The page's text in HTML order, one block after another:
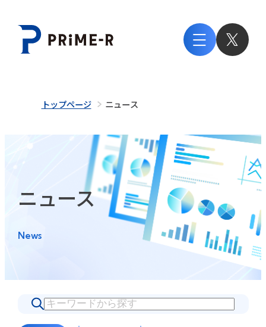
トップページ ニュース
ニュース
News